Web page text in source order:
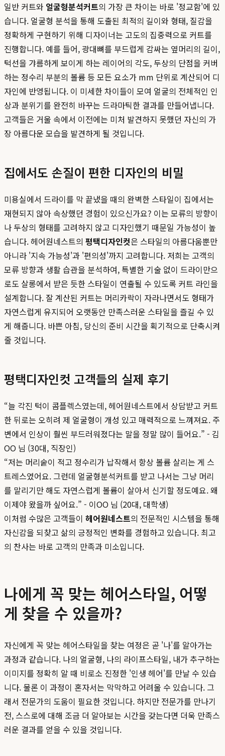
일반 커트와 얼굴형분석커트의 가장 큰 차이는 바로 '정교함'에 있
습니다. 얼굴형 분석을 통해 도출된 최적의 길이와 형태, 질감을
정확하게 구현하기 위해 디자이너는 고도의 집중력으로 커트를
진행합니다. 예를 들어, 광대뼈를 부드럽게 감싸는 옆머리의 길이,
턱선을 갸름하게 보이게 하는 레이어의 각도, 두상의 단점을 커버
하는 정수리 부분의 볼륨 등 모든 요소가 mm 단위로 계산되어 디
자인에 반영됩니다. 이 미세한 차이들이 모여 얼굴의 전체적인 인
상과 분위기를 완전히 바꾸는 드라마틱한 결과를 만들어냅니다.
고객들은 거울 속에서 이전에는 미처 발견하지 못했던 자신의 가
장 아름다운 모습을 발견하게 될 것입니다.
집에서도 손질이 편한 디자인의 비밀
미용실에서 드라이를 막 끝냈을 때의 완벽한 스타일이 집에서는
재현되지 않아 속상했던 경험이 있으신가요? 이는 모류의 방향이
나 두상의 형태를 고려하지 않고 디자인했기 때문일 가능성이 높
습니다. 헤어원네스트의 평택디자인컷은 스타일의 아름다움뿐만
아니라 '지속 가능성'과 '편의성'까지 고려합니다. 저희는 고객의
모류 방향과 생활 습관을 분석하여, 특별한 기술 없이 드라이만으
로도 살롱에서 받은 듯한 스타일이 연출될 수 있도록 커트 라인을
설계합니다. 잘 계산된 커트는 머리카락이 자라나면서도 형태가
자연스럽게 유지되어 오랫동안 만족스러운 스타일을 즐길 수 있
게 해줍니다. 바쁜 아침, 당신의 준비 시간을 획기적으로 단축시켜
줄 것입니다.
평택디자인컷 고객들의 실제 후기
“늘 각진 턱이 콤플렉스였는데, 헤어원네스트에서 상담받고 커트
한 뒤로는 오히려 제 얼굴형이 개성 있고 매력적으로 느껴져요. 주
변에서 인상이 훨씬 부드러워졌다는 말을 정말 많이 들어요.” - 김
OO 님 (30대, 직장인)
“저는 머리숱이 적고 정수리가 납작해서 항상 볼륨 살리는 게 스
트레스였어요. 그런데 얼굴형분석커트를 받고 나서는 그냥 머리
를 말리기만 해도 자연스럽게 볼륨이 살아서 신기할 정도예요. 왜
이제야 왔을까 싶어요.” - 이OO 님 (20대, 대학생)
이처럼 수많은 고객들이 헤어원네스트의 전문적인 시스템을 통해
자신감을 되찾고 삶의 긍정적인 변화를 경험하고 있습니다. 최고
의 찬사는 바로 고객의 만족과 미소입니다.
나에게 꼭 맞는 헤어스타일, 어떻
게 찾을 수 있을까?
자신에게 꼭 맞는 헤어스타일을 찾는 여정은 곧 '나'를 알아가는
과정과 같습니다. 나의 얼굴형, 나의 라이프스타일, 내가 추구하는
이미지를 정확히 알 때 비로소 진정한 '인생 헤어'를 만날 수 있습
니다. 물론 이 과정이 혼자서는 막막하고 어려울 수 있습니다. 그
래서 전문가의 도움이 필요한 것입니다. 하지만 전문가를 만나기
전, 스스로에 대해 조금 더 알아보는 시간을 갖는다면 더욱 만족스
러운 결과를 얻을 수 있을 것입니다.